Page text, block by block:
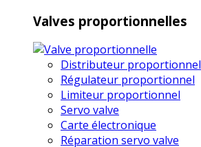
Valves proportionnelles
Distributeur proportionnel
Régulateur proportionnel
Limiteur proportionnel
Servo valve
Carte électronique
Réparation servo valve